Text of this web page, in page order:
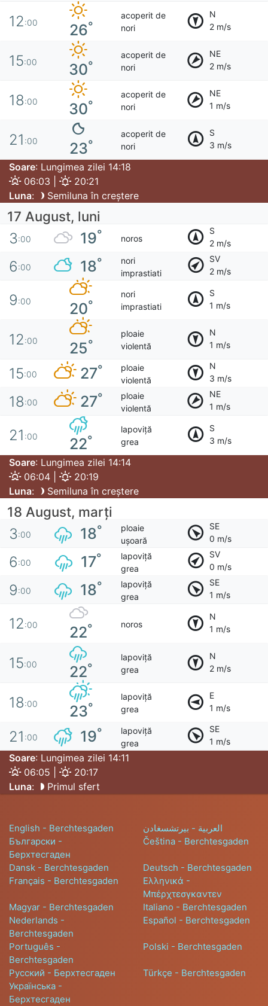
12:00 26°
acoperit de
nori
N
2 m/s
15:00 30°
acoperit de
nori
NE
2 m/s
18:00 30°
acoperit de
nori
NE
1 m/s
21 :00 23°
acoperit de
nori
S
3 m/s
Soare: Lungimea zilei 14:18
06:03 |
20:21
Luna: Semiluna în creștere
17 August, luni
3:00 19° noros
S
2 m/s
6:00 18°
nori
imprastiati
SV
2 m/s
9:00 20°
nori
imprastiati
S
1 m/s
12:00 25°
ploaie
violentă
N
1 m/s
15:00 27°
ploaie
violentă
N
3 m/s
18:00 27°
ploaie
violentă
NE
1 m/s
21 :00 22°
lapoviță
grea
S
3 m/s
Soare: Lungimea zilei 14:14
06:04 |
20:19
Luna: Semiluna în creștere
18 August, marţi
3:00 18°
ploaie
ușoară
SE
0 m/s
6:00 17°
lapoviță
grea
SV
0 m/s
9:00 18°
lapoviță
grea
SE
1 m/s
12:00 22° noros
N
1 m/s
15:00 22°
lapoviță
grea
N
2 m/s
18:00 23°
lapoviță
grea
E
1 m/s
21 :00 19°
lapoviță
grea
SE
1 m/s
Soare: Lungimea zilei 14:11
06:05 |
20:17
Luna: Primul sfert
English - Berchtesgaden
العربية - بيرتشسغادن
Български -
Берхтесгаден
Čeština - Berchtesgaden
Dansk - Berchtesgaden
Deutsch - Berchtesgaden
Français - Berchtesgaden
Ελληνικά -
Μπέρχτεσγκαντεν
Magyar - Berchtesgaden
Italiano - Berchtesgaden
Nederlands -
Berchtesgaden
Español - Berchtesgaden
Português -
Berchtesgaden
Polski - Berchtesgaden
Русский - Берхтесгаден
Türkçe - Berchtesgaden
Українська -
Берхтесгаден